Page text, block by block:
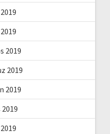
2019
2019
2019
2019